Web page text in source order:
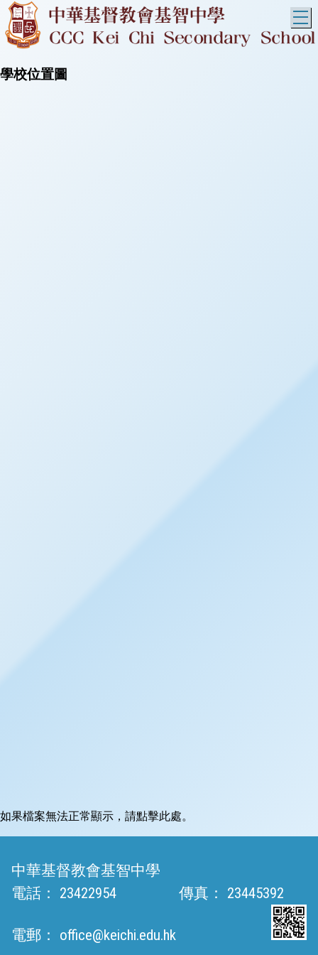
學校位置圖
如果檔案無法正常顯示，請點擊此處。
中華基督教會基智中學
電話：
23422954 傳真： 23445392
電郵： office@keichi.edu.hk